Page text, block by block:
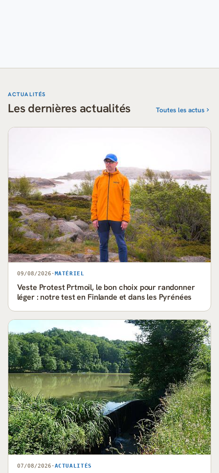
ACTUALITÉS
Les dernières actualités Toutes les actus
09/08/2026 · MATÉRIEL
Veste Protest Prtmoil, le bon choix pour randonner
léger : notre test en Finlande et dans les Pyrénées
07/08/2026 · ACTUALITÉS